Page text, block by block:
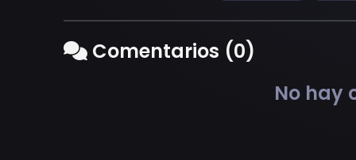
Comentarios (0)
No hay